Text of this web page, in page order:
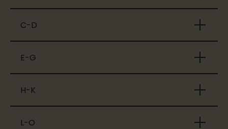
C-D
E-G
H-K
L-O